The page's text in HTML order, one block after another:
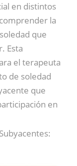
en distintos
la
que
Esta
el terapeuta
de soledad
que
en